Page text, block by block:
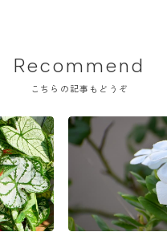
Recommend
こちらの記事もどうぞ